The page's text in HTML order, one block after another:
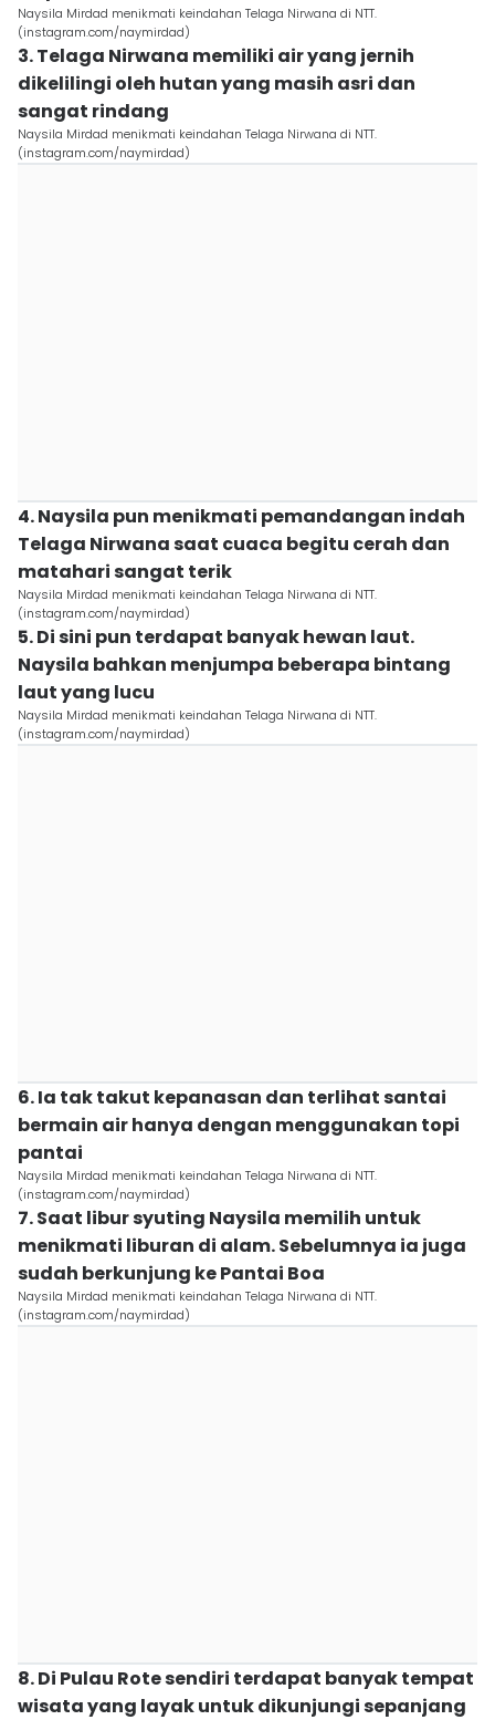
Naysila Mirdad menikmati keindahan Telaga Nirwana di NTT.
(instagram.com/naymirdad)
3. Telaga Nirwana memiliki air yang jernih
dikelilingi oleh hutan yang masih asri dan
sangat rindang
Naysila Mirdad menikmati keindahan Telaga Nirwana di NTT.
(instagram.com/naymirdad)
4. Naysila pun menikmati pemandangan indah
Telaga Nirwana saat cuaca begitu cerah dan
matahari sangat terik
Naysila Mirdad menikmati keindahan Telaga Nirwana di NTT.
(instagram.com/naymirdad)
5. Di sini pun terdapat banyak hewan laut.
Naysila bahkan menjumpa beberapa bintang
laut yang lucu
Naysila Mirdad menikmati keindahan Telaga Nirwana di NTT.
(instagram.com/naymirdad)
6. Ia tak takut kepanasan dan terlihat santai
bermain air hanya dengan menggunakan topi
pantai
Naysila Mirdad menikmati keindahan Telaga Nirwana di NTT.
(instagram.com/naymirdad)
7. Saat libur syuting Naysila memilih untuk
menikmati liburan di alam. Sebelumnya ia juga
sudah berkunjung ke Pantai Boa
Naysila Mirdad menikmati keindahan Telaga Nirwana di NTT.
(instagram.com/naymirdad)
8. Di Pulau Rote sendiri terdapat banyak tempat
wisata yang layak untuk dikunjungi sepanjang